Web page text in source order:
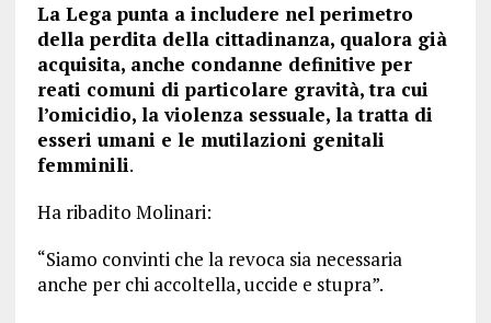
La Lega punta a includere nel perimetro
della perdita della cittadinanza, qualora già
acquisita, anche condanne definitive per
reati comuni di particolare gravità, tra cui
l’omicidio, la violenza sessuale, la tratta di
esseri umani e le mutilazioni genitali
femminili.
Ha ribadito Molinari:
“Siamo convinti che la revoca sia necessaria
anche per chi accoltella, uccide e stupra”.